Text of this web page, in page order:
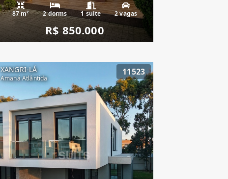
87 m² 2 dorms 1 suíte 2 vagas
R$ 850.000
XANGRI-LÁ
Amaná Atlântida
11523